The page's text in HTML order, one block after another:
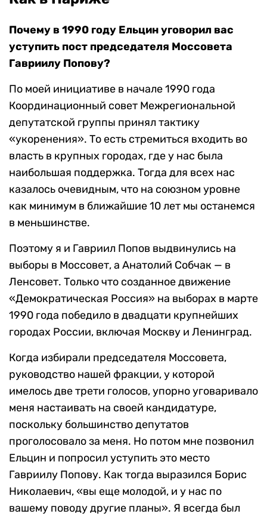
Почему в 1990 году Ельцин уговорил вас
уступить пост председателя Моссовета
Гавриилу Попову?
По моей инициативе в начале 1990 года
Координационный совет Межрегиональной
депутатской группы принял тактику
«укоренения». То есть стремиться входить во
власть в крупных городах, где у нас была
наибольшая поддержка. Тогда для всех нас
казалось очевидным, что на союзном уровне
как минимум в ближайшие 10 лет мы останемся
в меньшинстве.
Поэтому я и Гавриил Попов выдвинулись на
выборы в Моссовет, а Анатолий Собчак — в
Ленсовет. Только что созданное движение
«Демократическая Россия» на выборах в марте
1990 года победило в двадцати крупнейших
городах России, включая Москву и Ленинград.
Когда избирали председателя Моссовета,
руководство нашей фракции, у которой
имелось две трети голосов, упорно уговаривало
меня настаивать на своей кандидатуре,
поскольку большинство депутатов
проголосовало за меня. Но потом мне позвонил
Ельцин и попросил уступить это место
Гавриилу Попову. Как тогда выразился Борис
Николаевич, «вы еще молодой, и у нас по
вашему поводу другие планы». Я всегда был